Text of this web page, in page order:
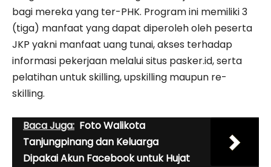
bagi mereka yang ter-PHK. Program ini memiliki 3
(tiga) manfaat yang dapat diperoleh oleh peserta
JKP yakni manfaat uang tunai, akses terhadap
informasi pekerjaan melalui situs pasker.id, serta
pelatihan untuk skilling, upskilling maupun re-
skilling.
Baca Juga: Foto Walikota
Tanjungpinang dan Keluarga
Dipakai Akun Facebook untuk Hujat